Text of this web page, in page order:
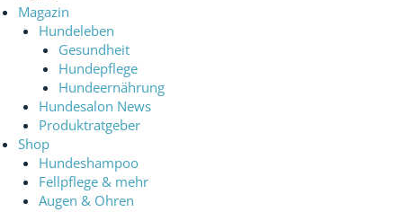
Magazin
Hundeleben
Gesundheit
Hundepflege
Hundeernährung
Hundesalon News
Produktratgeber
Shop
Hundeshampoo
Fellpflege & mehr
Augen & Ohren